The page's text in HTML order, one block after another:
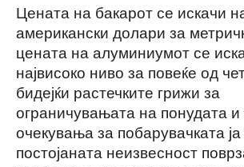
Цената на бакарот се искачи
американски долари за
цената на алуминиумот се
највисоко ниво за повеќе од
бидејќи растечките грижи за
ограничувањата на понудата
очекувања за побарувачката
постојаната неизвесност